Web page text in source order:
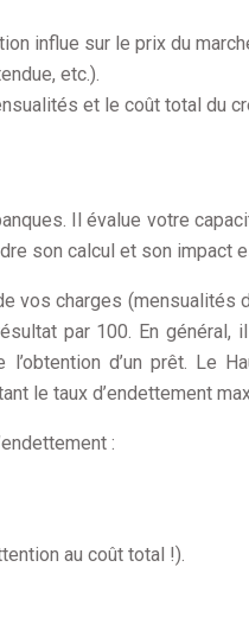
influe sur le prix du
etc.).
et le coût total du
Il évalue votre
son calcul et son impact
vos charges (mensualités
par 100. En général,
d’un prêt. Le
le taux d’endettement
:
au coût total !).